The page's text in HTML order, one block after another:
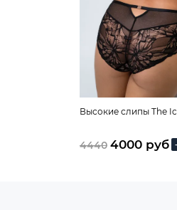
Высокие слипы The
4440 4000 руб